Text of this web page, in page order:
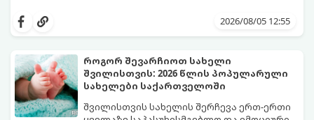
3 თვეში მნიშვნელოვან პროგრესს
2026/08/05 12:55
როგორ შევარჩიოთ სახელი
შვილისთვის: 2026 წლის პოპულარული
სახელები საქართველოში
შვილისთვის სახელის შერჩევა ერთ-ერთი